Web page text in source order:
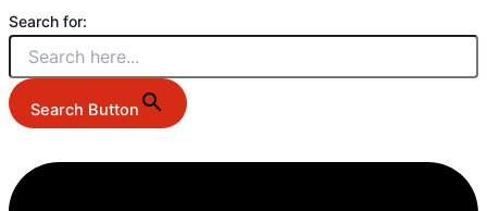
Search for:
Search Button